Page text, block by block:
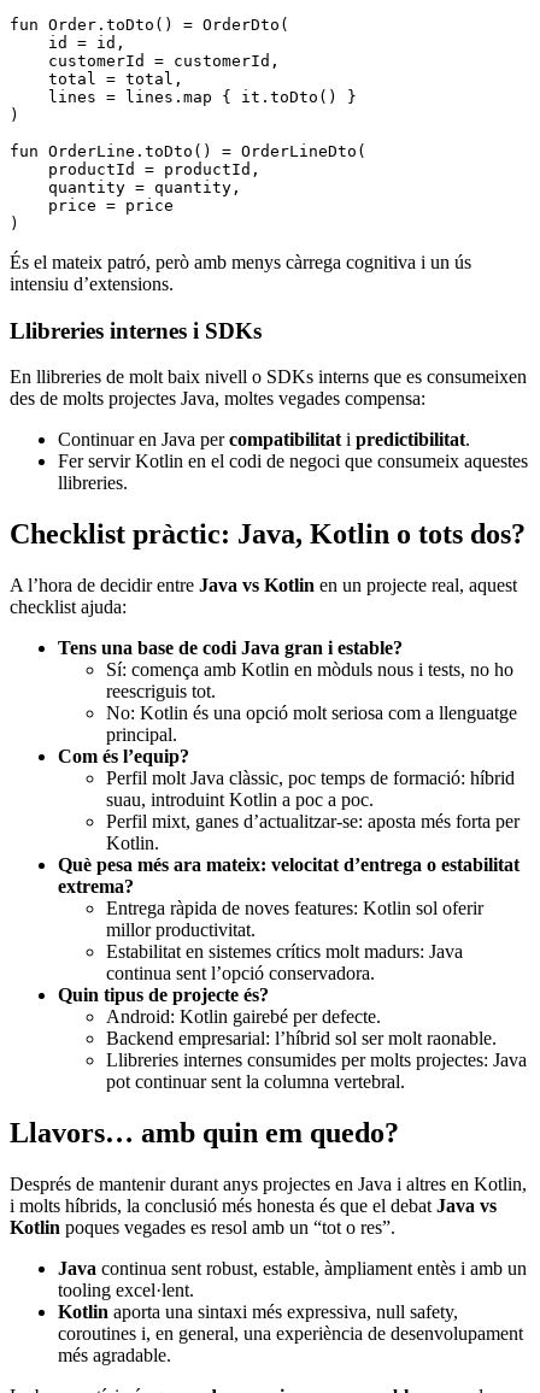
fun Order . toDto () = OrderDto (
    id
= id,
    customerId
= customerId,
    total
= total,
    lines
= lines. map { it. toDto () }
)
fun OrderLine . toDto () = OrderLineDto (
    productId
= productId,
    quantity
= quantity,
    price
= price
)
És el mateix patró, però amb menys càrrega cognitiva i un ús
intensiu d’extensions.
Llibreries internes i SDKs
En llibreries de molt baix nivell o SDKs interns que es consumeixen
des de molts projectes Java, moltes vegades compensa:
Continuar en Java percompatibilitati predictibilitat.
Fer servir Kotlin en el codi de negoci que consumeix aquestes
llibreries.
Checklist pràctic: Java, Kotlin o tots dos?
A l’hora de decidir entre Java vs Kotlin en un projecte real, aquest
checklist ajuda:
Tens una base de codi Java gran i estable?
Sí: comença amb Kotlin en mòduls nous i tests, no ho
reescriguis tot.
No: Kotlin és una opció molt seriosa com a llenguatge
principal.
Com és l’equip?
Perfil molt Java clàssic, poc temps de formació: híbrid
suau, introduint Kotlin a poc a poc.
Perfil mixt, ganes d’actualitzar-se: aposta més forta per
Kotlin.
Què pesa més ara mateix: velocitat d’entrega o estabilitat
extrema?
Entrega ràpida de noves features: Kotlin sol oferir
millor productivitat.
Estabilitat en sistemes crítics molt madurs: Java
continua sent l’opció conservadora.
Quin tipus de projecte és?
Android: Kotlin gairebé per defecte.
Backend empresarial: l’híbrid sol ser molt raonable.
Llibreries internes consumides per molts projectes: Java
pot continuar sent la columna vertebral.
Llavors… amb quin em quedo?
Després de mantenir durant anys projectes en Java i altres en Kotlin,
i molts híbrids, la conclusió més honesta és que el debat Java vs
Kotlin poques vegades es resol amb un “tot o res”.
Java continua sent robust, estable, àmpliament entès i amb un
tooling excel·lent.
Kotlin aporta una sintaxi més expressiva, null safety,
coroutines i, en general, una experiència de desenvolupament
més agradable.